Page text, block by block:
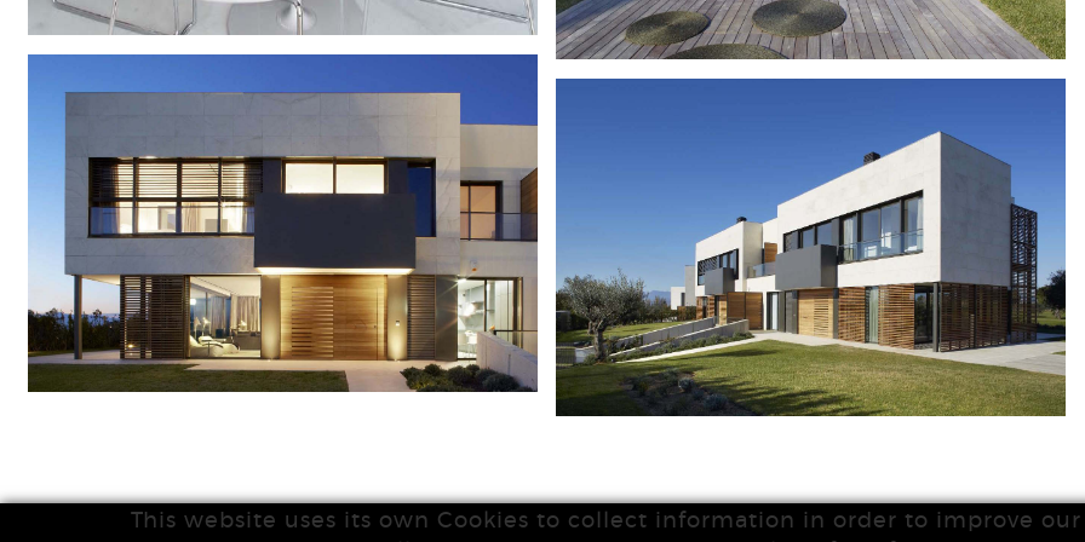
This website uses its own Cookies to collect information in order to improve